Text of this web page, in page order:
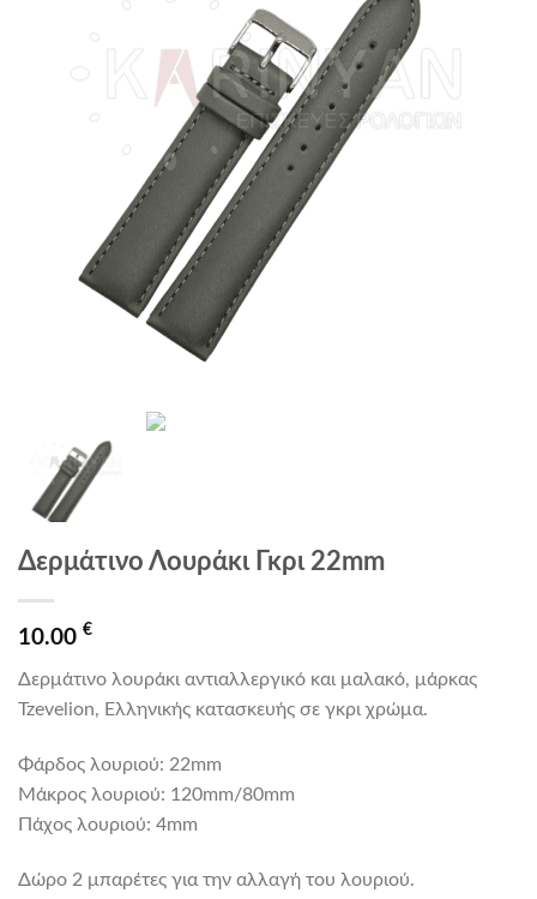
Δερμάτινο Λουράκι Γκρι 22mm
10.00 €
Δερμάτινο λουράκι αντιαλλεργικό και μαλακό, μάρκας
Tzevelion, Ελληνικής κατασκευής σε γκρι χρώμα.
Φάρδος λουριού: 22mm
Mάκρος λουριού: 120mm/80mm
Πάχος λουριού: 4mm
Δώρο 2 μπαρέτες για την αλλαγή του λουριού.